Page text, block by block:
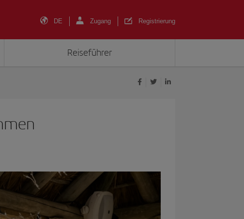
DE Zugang Registrierung
Reiseführer